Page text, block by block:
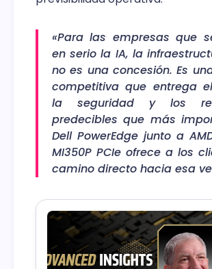
«Para las empresas que
en serio la IA, la
no es una concesión. Es
competitiva que entrega
la seguridad y los
predecibles que más
Dell PowerEdge junto a
MI350P PCIe ofrece a los
camino directo hacia esa